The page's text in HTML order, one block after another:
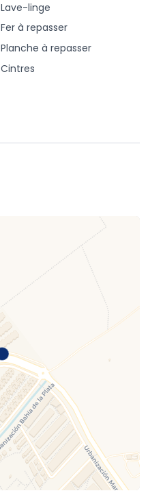
Lave-linge
Fer à repasser
Planche à repasser
Cintres